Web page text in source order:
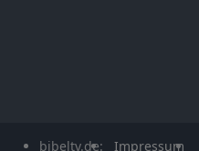
bibeltv.de: Impressum